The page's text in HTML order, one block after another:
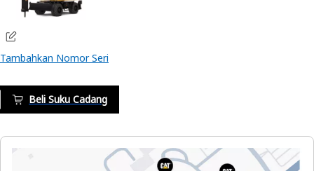
Tambahkan Nomor Seri
Beli Suku Cadang